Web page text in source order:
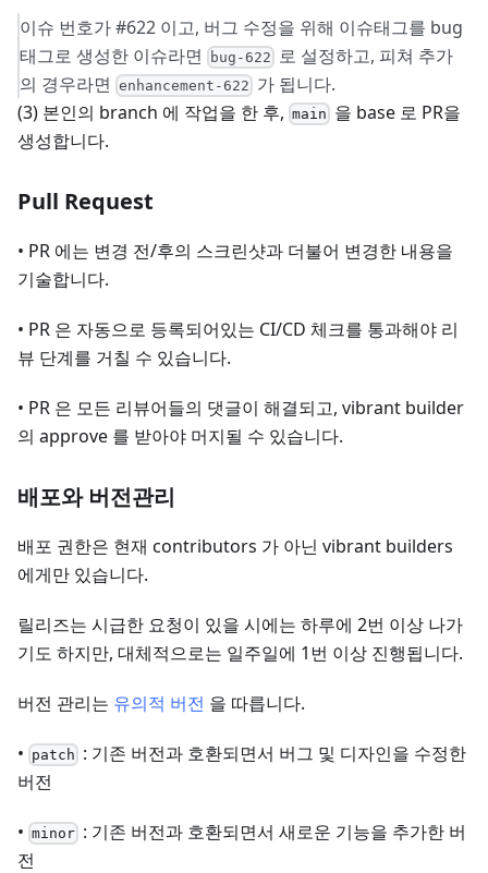
이슈 번호가 #622 이고, 버그 수정을 위해 이슈태그를 bug
태그로 생성한 이슈라면
bug-622 로 설정하고, 피쳐 추가
의 경우라면
enhancement-622 가 됩니다.
(3) 본인의 branch 에 작업을 한 후, main 을 base 로 PR을
생성합니다.
Pull Request
• PR 에는 변경 전/후의 스크린샷과 더불어 변경한 내용을
기술합니다.
• PR 은 자동으로 등록되어있는 CI/CD 체크를 통과해야 리
뷰 단계를 거칠 수 있습니다.
• PR 은 모든 리뷰어들의 댓글이 해결되고, vibrant builder
의 approve 를 받아야 머지될 수 있습니다.
배포와 버전관리
배포 권한은 현재 contributors 가 아닌 vibrant builders
에게만 있습니다.
릴리즈는 시급한 요청이 있을 시에는 하루에 2번 이상 나가
기도 하지만, 대체적으로는 일주일에 1번 이상 진행됩니다.
버전 관리는 유의적 버전 을 따릅니다.
• patch : 기존 버전과 호환되면서 버그 및 디자인을 수정한
버전
• minor : 기존 버전과 호환되면서 새로운 기능을 추가한 버
전